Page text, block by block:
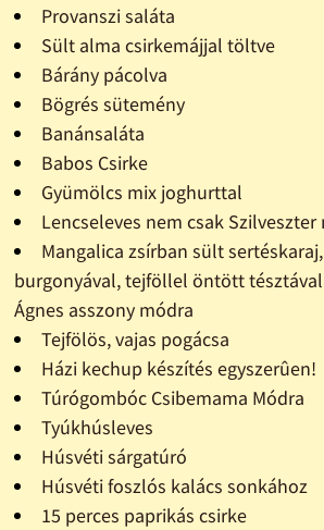
Provanszi saláta
Sült alma csirkemájjal töltve
Bárány pácolva
Bögrés sütemény
Banánsaláta
Babos Csirke
Gyümölcs mix joghurttal
Lencseleves nem csak Szilveszter
Mangalica zsírban sült
burgonyával, tejföllel öntött
Ágnes asszony módra
Tejfölös, vajas pogácsa
Házi kechup készítés egyszerûen!
Túrógombóc Csibemama Módra
Tyúkhúsleves
Húsvéti sárgatúró
Húsvéti foszlós kalács sonkához
15 perces paprikás csirke